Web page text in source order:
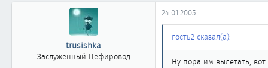
trusishka
Заслуженный Цефировод
24.01.2005
гость2 сказал(а):
Ну пора им вылетать,